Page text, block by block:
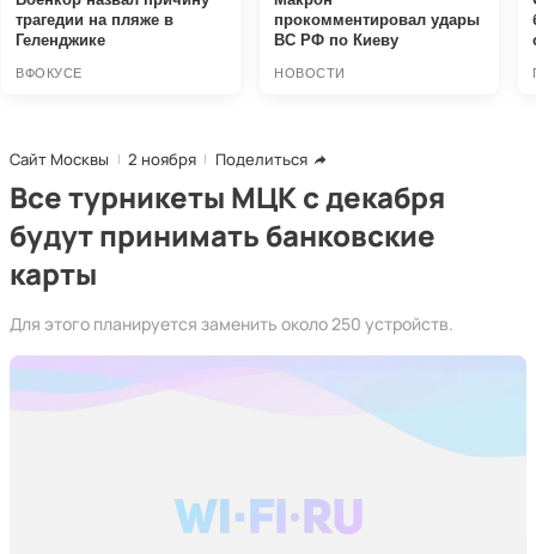
Сайт Москвы 2 ноября Поделиться
Все турникеты МЦК с декабря
будут принимать банковские
карты
Для этого планируется заменить около 250 устройств.